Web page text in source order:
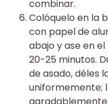
combinar.
Colóquelo en la
con papel de
abajo y ase en
20-25 minutos.
de asado, déles
uniformemente;